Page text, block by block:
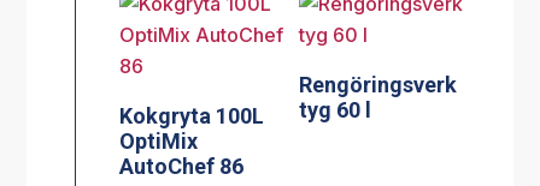
Kokgryta 100L
OptiMix
AutoChef 86
Rengöringsverk
tyg 60 l